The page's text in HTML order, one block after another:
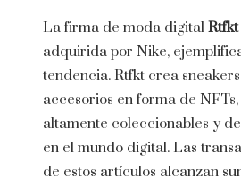
La firma de moda digital
adquirida por Nike,
tendencia. Rtfkt crea
accesorios en forma de
altamente coleccionables y
en el mundo digital. Las
de estos artículos alcanzan